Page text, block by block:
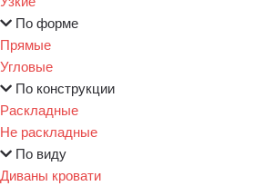
По форме
Прямые
Угловые
По конструкции
Раскладные
Не раскладные
По виду
Диваны кровати